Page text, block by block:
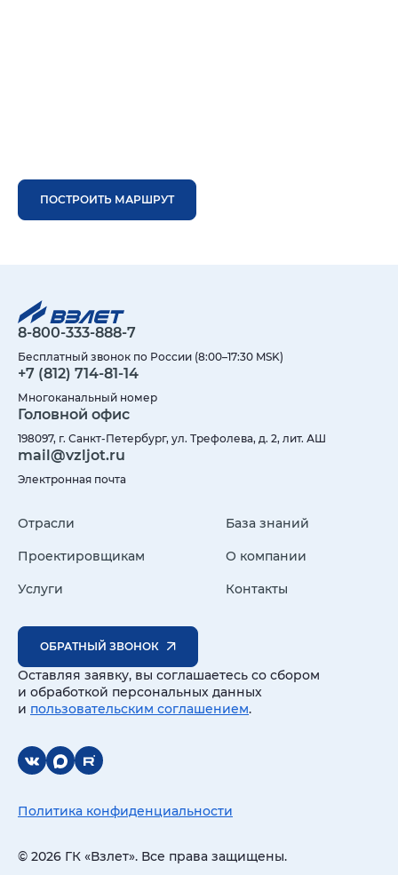
ПОСТРОИТЬ МАРШРУТ
8-800-333-888-7
Бесплатный звонок по России (8:00–17:30 MSK)
+7 (812) 714-81-14
Многоканальный номер
Головной офис
198097, г. Санкт-Петербург, ул. Трефолева, д. 2, лит. АШ
mail@vzljot.ru
Электронная почта
Отрасли
Проектировщикам
Услуги
База знаний
О компании
Контакты
ОБРАТНЫЙ ЗВОНОК
Оставляя заявку, вы соглашаетесь со сбором
и обработкой персональных данных
и пользовательским соглашением.
© 2026 ГК «Взлет». Все права защищены.
Политика конфиденциальности